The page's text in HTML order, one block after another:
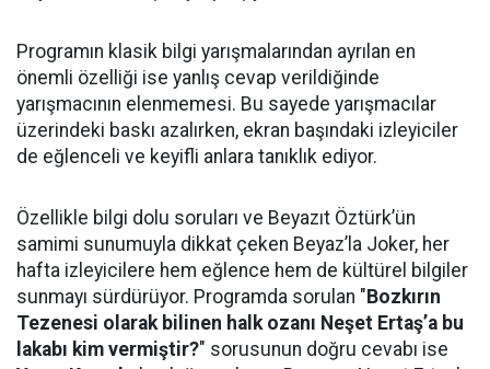
Programın klasik bilgi yarışmalarından ayrılan en
önemli özelliği ise yanlış cevap verildiğinde
yarışmacının elenmemesi. Bu sayede yarışmacılar
üzerindeki baskı azalırken, ekran başındaki izleyiciler
de eğlenceli ve keyifli anlara tanıklık ediyor.
Özellikle bilgi dolu soruları ve Beyazıt Öztürk’ün
samimi sunumuyla dikkat çeken Beyaz’la Joker, her
hafta izleyicilere hem eğlence hem de kültürel bilgiler
sunmayı sürdürüyor. Programda sorulan " Bozkırın
Tezenesi olarak bilinen halk ozanı Neşet Ertaş’a bu
lakabı kim vermiştir?" sorusunun doğru cevabı ise